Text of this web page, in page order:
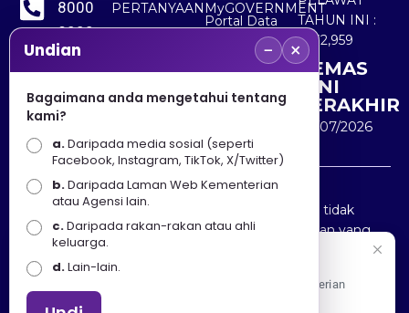
8000
8000
+603
8891
7100
PERTANYAAN MyGOVERNMENT
Portal Data
Terbuka
Sektor Awam
TAHUN INI :
5,532,959
KEMAS
KINI
TERAKHIR
30/07/2026
Penafian : Kerajaan Malaysia dan Kementerian
Pelancongan Seni dan Budaya (MOTAC) adalah tidak
bertanggungjawab atas kehilangan atau kerugian yang
disebabkan oleh penggunaan mana-mana maklumat
yang diperolehi dari portal ini.
Undian − ×
Bagaimana anda mengetahui tentang
kami?
a.Daripada media sosial (seperti
Facebook, Instagram, TikTok, X/Twitter)
b.Daripada Laman Web Kementerian
atau Agensi lain.
c.Daripada rakan-rakan atau ahli
keluarga.
d.Lain-lain.
Apa Khabar! Selamat datang ke Portal Rasmi Kementerian
Pelancongan, Seni dan Budaya